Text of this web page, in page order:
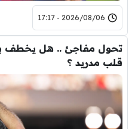
2026/08/06 - 17:17
تحول مفاجئ .. هل يخطف
قلب مدريد ؟